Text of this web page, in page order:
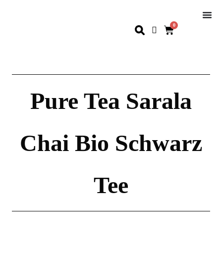
0
Pure Tea Sarala
Chai Bio Schwarz
Tee